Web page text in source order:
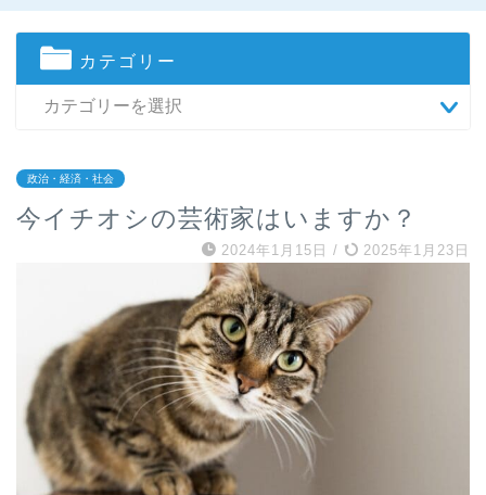
カテゴリー
政治・経済・社会
今イチオシの芸術家はいますか？
2024年1月15日 / 2025年1月23日